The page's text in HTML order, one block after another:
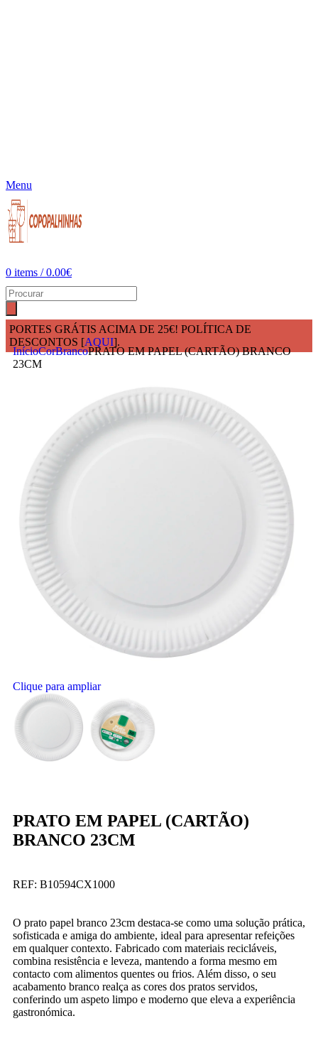
Menu
0 items / 0.00€
PORTES GRÁTIS ACIMA DE 25€! POLÍTICA DE
DESCONTOS [AQUI].
InícioCorBrancoPRATO EM PAPEL (CARTÃO) BRANCO
23CM
Clique para ampliar
PRATO EM PAPEL (CARTÃO)
BRANCO 23CM
REF: B10594CX1000
O prato papel branco 23cm destaca-se como uma solução prática,
sofisticada e amiga do ambiente, ideal para apresentar refeições
em qualquer contexto. Fabricado com materiais recicláveis,
combina resistência e leveza, mantendo a forma mesmo em
contacto com alimentos quentes ou frios. Além disso, o seu
acabamento branco realça as cores dos pratos servidos,
conferindo um aspeto limpo e moderno que eleva a experiência
gastronómica.